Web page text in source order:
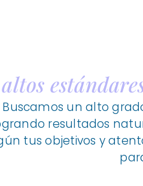
Buscamos un alto
resultados
tus objetivos y